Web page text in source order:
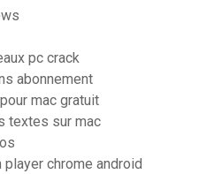
pc crack
abonnement
mac gratuit
textes sur mac
chrome android